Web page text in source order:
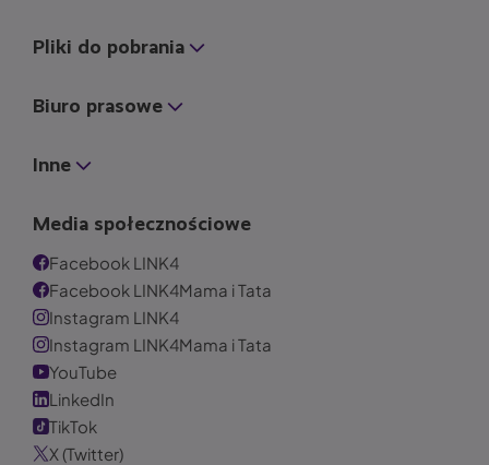
Pliki do pobrania
Biuro prasowe
Inne
Media społecznościowe
Facebook LINK4
Facebook LINK4Mama i Tata
Instagram LINK4
Instagram LINK4Mama i Tata
YouTube
LinkedIn
TikTok
X (Twitter)